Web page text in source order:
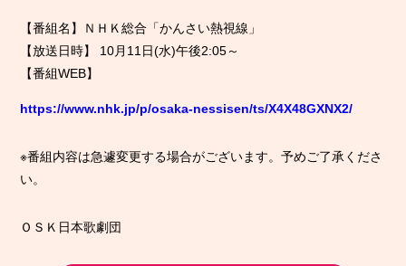
【番組名】ＮＨＫ総合「かんさい熱視線」
【放送日時】 10月11日(水)午後2:05～
【番組WEB】
https://www.nhk.jp/p/osaka-nessisen/ts/X4X48GXNX2/
※番組内容は急遽変更する場合がございます。予めご了承くださ
い。
ＯＳＫ日本歌劇団